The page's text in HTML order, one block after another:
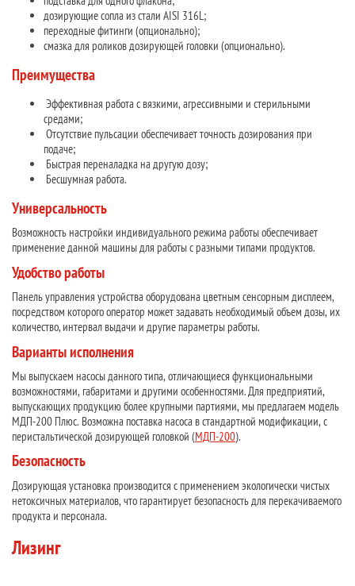
дозирующие сопла из стали AISI 316L;
переходные фитинги (опционально);
смазка для роликов дозирующей головки (опционально).
Преимущества
Эффективная работа с вязкими, агрессивными и стерильными
средами;
Отсутствие пульсации обеспечивает точность дозирования при
подаче;
Быстрая переналадка на другую дозу;
Бесшумная работа.
Универсальность
Возможность настройки индивидуального режима работы обеспечивает
применение данной машины для работы с разными типами продуктов.
Удобство работы
Панель управления устройства оборудована цветным сенсорным дисплеем,
посредством которого оператор может задавать необходимый объем дозы, их
количество, интервал выдачи и другие параметры работы.
Варианты исполнения
Мы выпускаем насосы данного типа, отличающиеся функциональными
возможностями, габаритами и другими особенностями. Для предприятий,
выпускающих продукцию более крупными партиями, мы предлагаем модель
МДП-200 Плюс. Возможна поставка насоса в стандартной модификации, с
перистальтической дозирующей головкой (МДП-200).
Безопасность
Дозирующая установка производится с применением экологически чистых
нетоксичных материалов, что гарантирует безопасность для перекачиваемого
продукта и персонала.
Лизинг